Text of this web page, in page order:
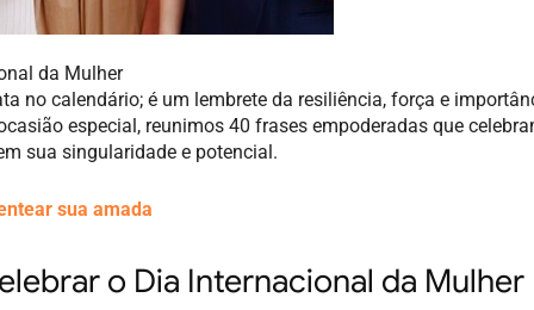
da Mulher
no calendário; é um lembrete da resiliência, força e
especial, reunimos 40 frases empoderadas que
sua singularidade e potencial.
sua amada
o Dia Internacional da Mulher